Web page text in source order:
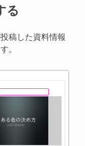
る
稿した資料情報
。